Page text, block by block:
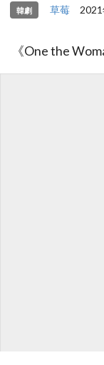
韓劇 草莓
《One the